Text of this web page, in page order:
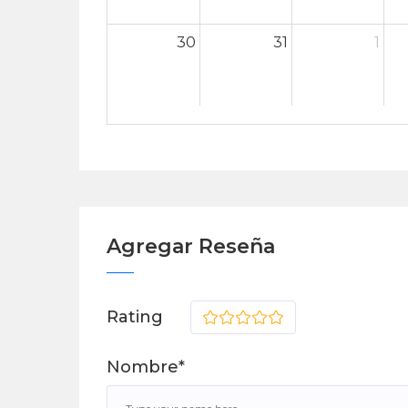
30 31 1
Agregar Reseña
Rating 5
4
3
2
Nombre*